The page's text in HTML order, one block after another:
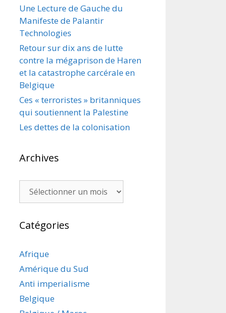
Une Lecture de Gauche du
Manifeste de Palantir
Technologies
Retour sur dix ans de lutte
contre la mégaprison de Haren
et la catastrophe carcérale en
Belgique
Ces « terroristes » britanniques
qui soutiennent la Palestine
Les dettes de la colonisation
Archives
Archives
Catégories
Afrique
Amérique du Sud
Anti imperialisme
Belgique